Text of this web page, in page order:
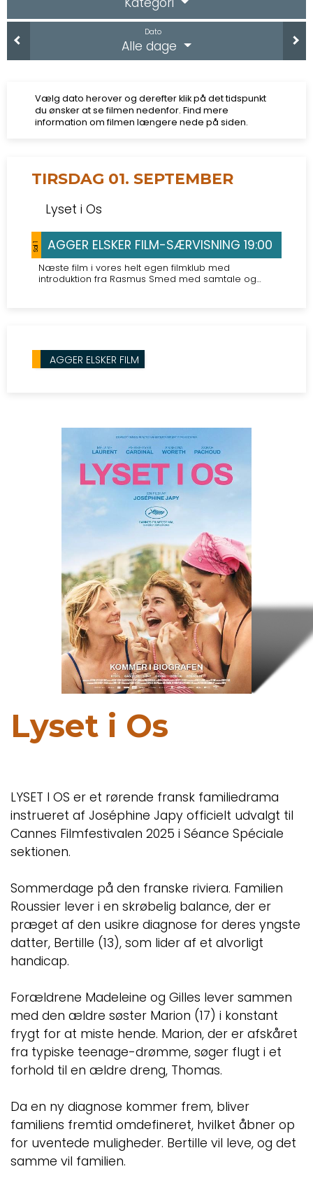
Dato
Alle dage
Vælg dato herover og derefter klik på det tidspunkt
du ønsker at se filmen nedenfor. Find mere
information om filmen længere nede på siden.
TIRSDAG 01. SEPTEMBER
Lyset i Os
Sal 1 AGGER ELSKER FILM-SÆRVISNING 19:00
Næste film i vores helt egen filmklub med
introduktion fra Rasmus Smed med samtale og
AGGER ELSKER FILM
Lyset i Os
LYSET I OS er et rørende fransk familiedrama
instrueret af Joséphine Japy officielt udvalgt til
Cannes Filmfestivalen 2025 i Séance Spéciale
sektionen.
Sommerdage på den franske riviera. Familien
Roussier lever i en skrøbelig balance, der er
præget af den usikre diagnose for deres yngste
datter, Bertille (13), som lider af et alvorligt
handicap.
Forældrene Madeleine og Gilles lever sammen
med den ældre søster Marion (17) i konstant
frygt for at miste hende. Marion, der er afskåret
fra typiske teenage-drømme, søger flugt i et
forhold til en ældre dreng, Thomas.
Da en ny diagnose kommer frem, bliver
familiens fremtid omdefineret, hvilket åbner op
for uventede muligheder. Bertille vil leve, og det
samme vil familien.